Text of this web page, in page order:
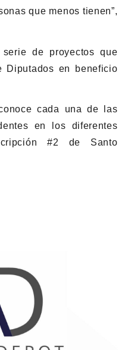
que menos tienen”,
de proyectos que
Diputados en beneficio
cada una de las
en los diferentes
#2 de Santo